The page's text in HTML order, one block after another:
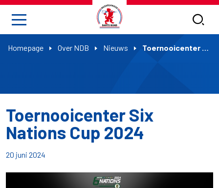
Homepage Over NDB Nieuws Toernooicenter Six Nations Cup 2024
Toernooicenter Six
Nations Cup 2024
20 juni 2024